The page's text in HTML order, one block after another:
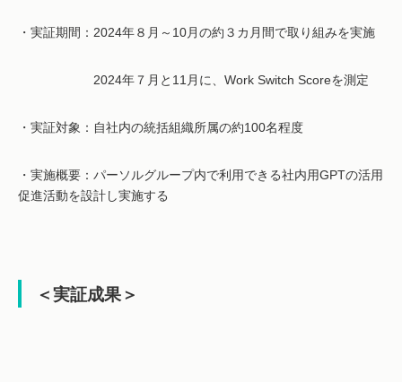
・実証期間：2024年８月～10月の約３カ月間で取り組みを実施
2024年７月と11月に、Work Switch Scoreを測定
・実証対象：自社内の統括組織所属の約100名程度
・実施概要：パーソルグループ内で利用できる社内用GPTの活用
促進活動を設計し実施する
＜実証成果＞